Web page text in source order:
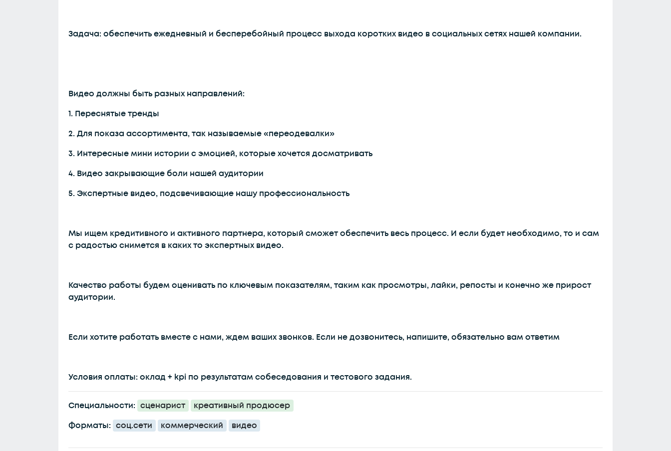
Задача: обеспечить ежедневный и бесперебойный процесс выхода коротких видео в социальных сетях нашей компании.
Видео должны быть разных направлений:
1. Переснятые тренды
2. Для показа ассортимента, так называемые «переодевалки»
3. Интересные мини истории с эмоцией, которые хочется досматривать
4. Видео закрывающие боли нашей аудитории
5. Экспертные видео, подсвечивающие нашу профессиональность
Мы ищем кредитивного и активного партнера, который сможет обеспечить весь процесс. И если будет необходимо, то и сам
с радостью снимется в каких то экспертных видео.
Качество работы будем оценивать по ключевым показателям, таким как просмотры, лайки, репосты и конечно же прирост
аудитории.
Если хотите работать вместе с нами, ждем ваших звонков. Если не дозвонитесь, напишите, обязательно вам ответим
Условия оплаты: оклад + kpi по результатам собеседования и тестового задания.
Специальности: сценарист
креативный продюсер
Форматы: соц.сети коммерческий видео